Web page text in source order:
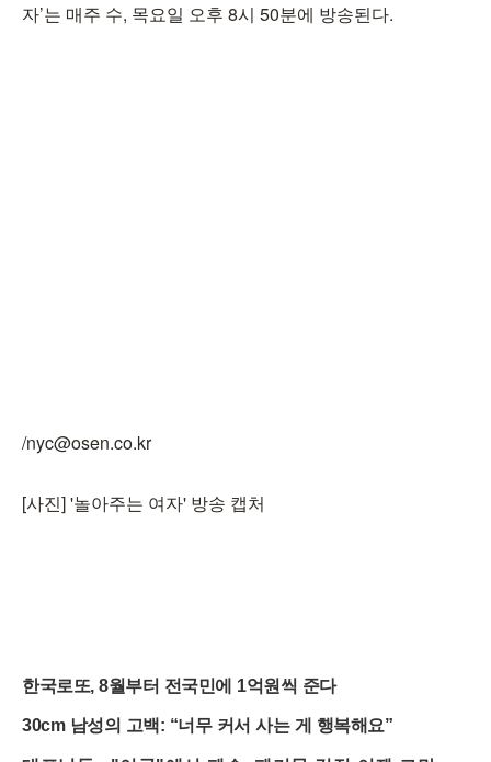
자’는 매주 수, 목요일 오후 8시 50분에 방송된다.
/nyc@osen.co.kr
[사진] '놀아주는 여자' 방송 캡처